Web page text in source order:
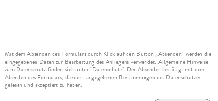
Mit dem Absenden des Formulars durch Klick auf den Button „Absenden“ werden die
eingegebenen Daten zur Bearbeitung des Anliegens verwendet. Allgemeine Hinweise
zum Datenschutz finden sich unter "Datenschutz". Der Absender bestätigt mit dem
Abenden des Formulars, die dort angegebenen Bestimmungen des Datenschutzes
gelesen und akzeptiert zu haben.